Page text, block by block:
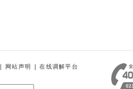
网站声明 在线调解平台